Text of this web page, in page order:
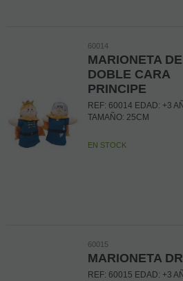
60014
MARIONETA DE
DOBLE CARA
PRINCIPE
REF: 60014 EDAD: +3
TAMAÑO: 25CM
EN STOCK
60015
MARIONETA
REF: 60015 EDAD: +3